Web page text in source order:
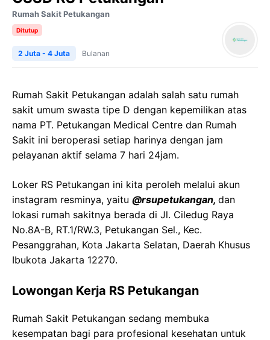
Rumah Sakit Petukangan
Ditutup
2 Juta - 4 Juta Bulanan
Rumah Sakit Petukangan adalah salah satu rumah
sakit umum swasta tipe D dengan kepemilikan atas
nama PT. Petukangan Medical Centre dan Rumah
Sakit ini beroperasi setiap harinya dengan jam
pelayanan aktif selama 7 hari 24jam.
Loker RS Petukangan ini kita peroleh melalui akun
instagram resminya, yaitu @rsupetukangan, dan
lokasi rumah sakitnya berada di Jl. Ciledug Raya
No.8A-B, RT.1/RW.3, Petukangan Sel., Kec.
Pesanggrahan, Kota Jakarta Selatan, Daerah Khusus
Ibukota Jakarta 12270.
Lowongan Kerja RS Petukangan
Rumah Sakit Petukangan sedang membuka
kesempatan bagi para profesional kesehatan untuk